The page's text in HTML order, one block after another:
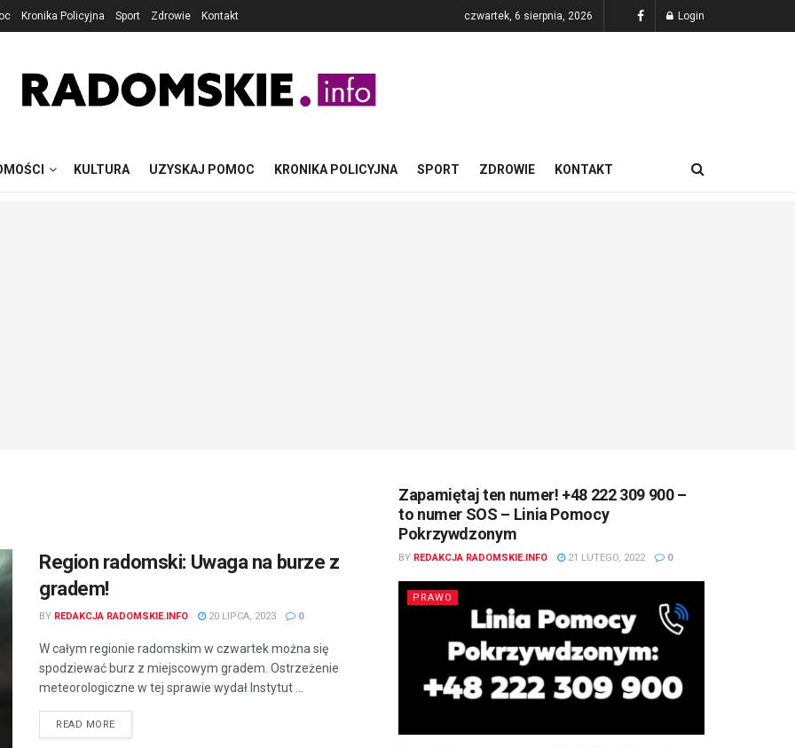
Kronika Policyjna Sport Zdrowie Kontakt czwartek, 6 sierpnia, 2026 Login
KULTURA UZYSKAJ POMOC KRONIKA POLICYJNA SPORT ZDROWIE KONTAKT
Region radomski: Uwaga na burze z
gradem!
BY REDAKCJA RADOMSKIE.INFO 20 LIPCA, 2023 0
W całym regionie radomskim w czwartek można się
spodziewać burz z miejscowym gradem. Ostrzeżenie
meteorologiczne w tej sprawie wydał Instytut ...
READ MORE
Zapamiętaj ten numer! +48 222 309 900 –
to numer SOS – Linia Pomocy
Pokrzywdzonym
BY REDAKCJA RADOMSKIE.INFO 21 LUTEGO, 2022 0
PRAWO